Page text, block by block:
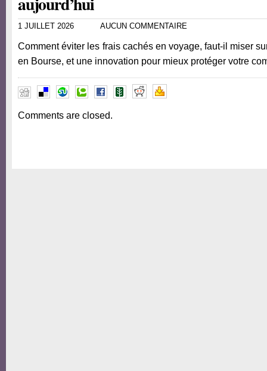
1 JUILLET 2026 AUCUN COMMENTAIRE
Comment éviter les frais cachés en voyage, faut-il miser
en Bourse, et une innovation pour mieux protéger votre
Comments are closed.